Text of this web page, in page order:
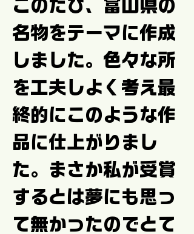
このたび、富山県の
名物をテーマに作成
しました。色々な所
を工夫しよく考え最
終的にこのような作
品に仕上がりまし
た。まさか私が受賞
するとは夢にも思っ
て無かったのでとて